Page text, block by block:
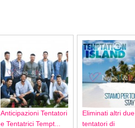
Anticipazioni Tentatori
e Tentatrici Tempt...
Eliminati altri due
tentatori di